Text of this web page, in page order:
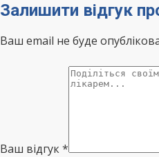
Залишити відгук
Ваш email не буде
Ваш відгук*